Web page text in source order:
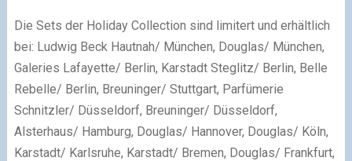
Die Sets der Holiday Collection sind limitert und erhältlich
bei: Ludwig Beck Hautnah/ München, Douglas/ München,
Galeries Lafayette/ Berlin, Karstadt Steglitz/ Berlin, Belle
Rebelle/ Berlin, Breuninger/ Stuttgart, Parfümerie
Schnitzler/ Düsseldorf, Breuninger/ Düsseldorf,
Alsterhaus/ Hamburg, Douglas/ Hannover, Douglas/ Köln,
Karstadt/ Karlsruhe, Karstadt/ Bremen, Douglas/ Frankfurt,